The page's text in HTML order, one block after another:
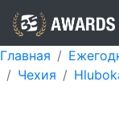
Главная
Чехия